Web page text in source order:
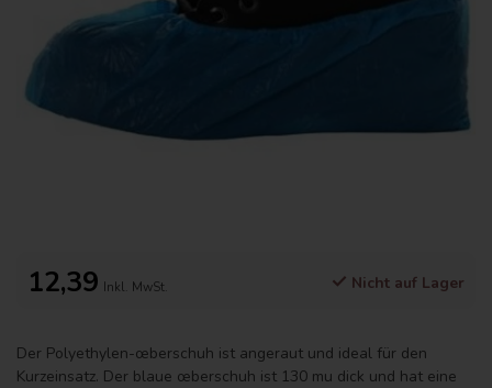
12,39 Inkl. MwSt. Nicht auf Lager
Der Polyethylen-œberschuh ist angeraut und ideal für den
Kurzeinsatz. Der blaue œberschuh ist 130 mu dick und hat eine